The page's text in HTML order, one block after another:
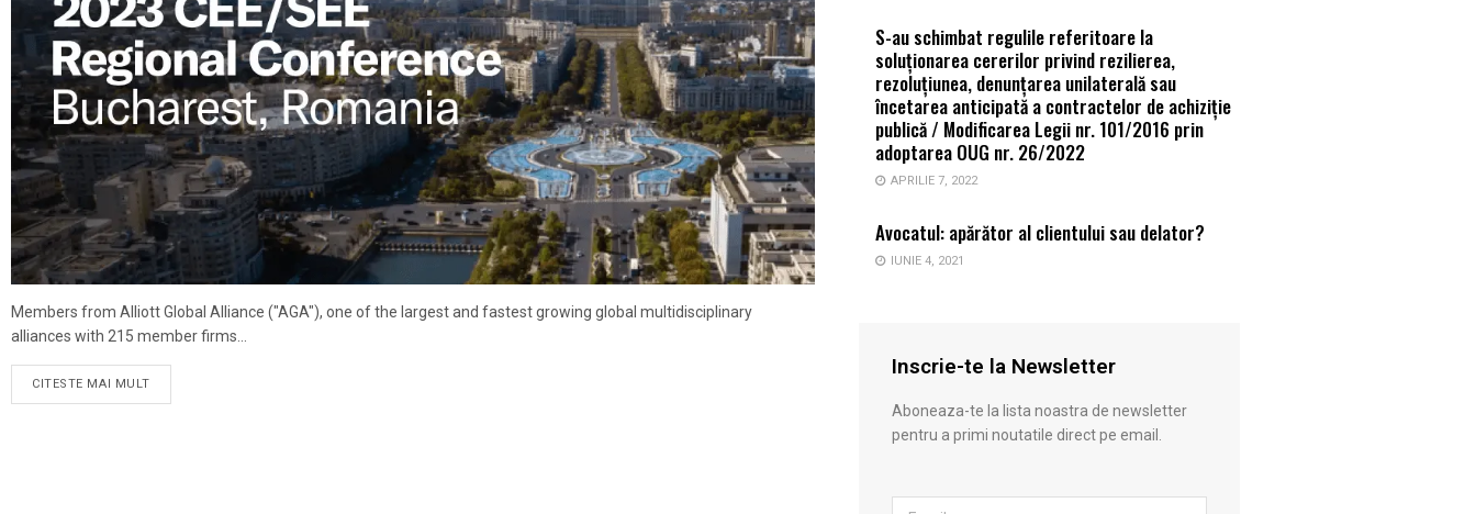
Members from Alliott Global Alliance ("AGA"), one of the largest and fastest growing global multidisciplinary
alliances with 215 member firms...
CITESTE MAI MULT
S-au schimbat regulile referitoare la
soluționarea cererilor privind rezilierea,
rezoluțiunea, denunțarea unilaterală sau
încetarea anticipată a contractelor de achiziție
publică / Modificarea Legii nr. 101/2016 prin
adoptarea OUG nr. 26/2022
APRILIE 7, 2022
Avocatul: apărător al clientului sau delator?
IUNIE 4, 2021
Inscrie-te la Newsletter
Aboneaza-te la lista noastra de newsletter
pentru a primi noutatile direct pe email.